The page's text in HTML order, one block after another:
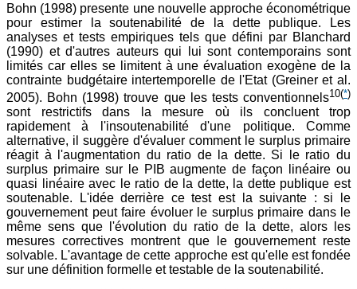
Bohn (1998) presente une nouvelle approche économétrique
pour estimer la soutenabilité de la dette publique. Les
analyses et tests empiriques tels que défini par Blanchard
(1990) et d'autres auteurs qui lui sont contemporains sont
limités car elles se limitent à une évaluation exogène de la
contrainte budgétaire intertemporelle de l'Etat (Greiner et al.
2005). Bohn (1998) trouve que les tests conventionnels10(*)
sont restrictifs dans la mesure où ils concluent trop
rapidement à l'insoutenabilité d'une politique. Comme
alternative, il suggère d'évaluer comment le surplus primaire
réagit à l'augmentation du ratio de la dette. Si le ratio du
surplus primaire sur le PIB augmente de façon linéaire ou
quasi linéaire avec le ratio de la dette, la dette publique est
soutenable. L'idée derrière ce test est la suivante : si le
gouvernement peut faire évoluer le surplus primaire dans le
même sens que l'évolution du ratio de la dette, alors les
mesures correctives montrent que le gouvernement reste
solvable. L'avantage de cette approche est qu'elle est fondée
sur une définition formelle et testable de la soutenabilité.